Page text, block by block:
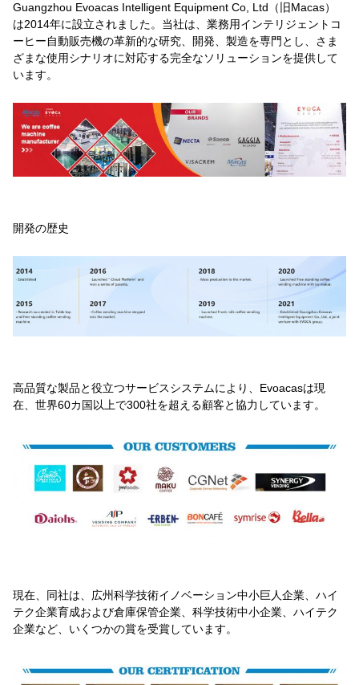
Guangzhou Evoacas Intelligent Equipment Co, Ltd（旧Macas）
は2014年に設立されました。当社は、業務用インテリジェントコ
ーヒー自動販売機の革新的な研究、開発、製造を専門とし、さま
ざまな使用シナリオに対応する完全なソリューションを提供して
います。
開発の歴史
高品質な製品と役立つサービスシステムにより、Evoacasは現
在、世界60カ国以上で300社を超える顧客と協力しています。
現在、同社は、広州科学技術イノベーション中小巨人企業、ハイ
テク企業育成および倉庫保管企業、科学技術中小企業、ハイテク
企業など、いくつかの賞を受賞しています。